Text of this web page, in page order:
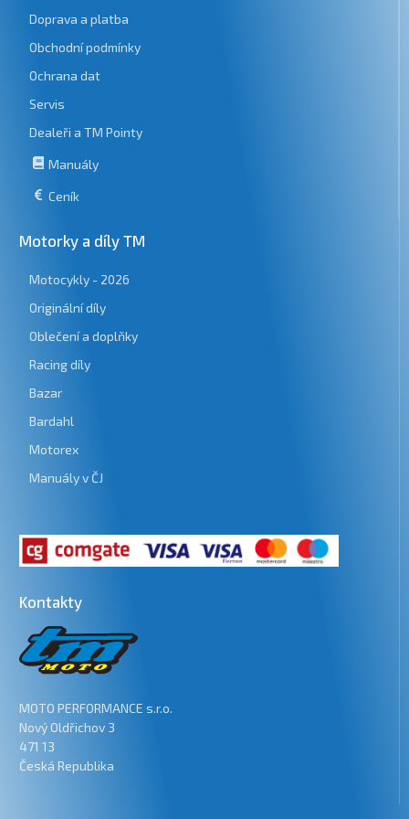
Doprava a platba
Obchodní podmínky
Ochrana dat
Servis
Dealeři a TM Pointy
Manuály
Ceník
Motorky a díly TM
Motocykly - 2026
Originální díly
Oblečení a doplňky
Racing díly
Bazar
Bardahl
Motorex
Manuály v ČJ
Kontakty
MOTO PERFORMANCE s.r.o.
Nový Oldřichov 3
471 13
Česká Republika